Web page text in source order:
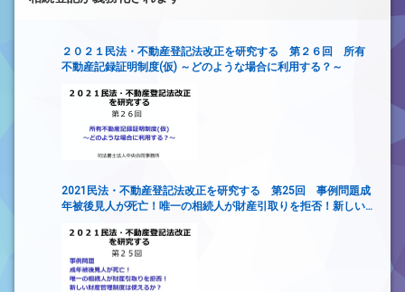
２０２１民法・不動産登記法改正を研究する 第２６回 所有
不動産記録証明制度(仮) ～どのような場合に利用する？～
2021民法・不動産登記法改正を研究する 第25回 事例問題成
年被後見人が死亡！唯一の相続人が財産引取りを拒否！新しい